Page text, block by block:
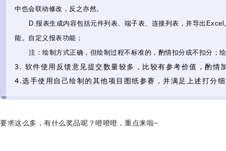
中也会联动修改，反之亦然。
D.报表生成内容包括元件列表、端子表、连接列表，并导出
能。自定义报表功能；
注：绘制方式正确，但绘制过程不标准的，酌情扣分或不扣分；
3. 软件使用反馈意见提交数量较多，比较有参考价值，酌情
4.选手使用自己绘制的其他项目图纸参赛，并满足上述打分
要求这么多，有什么奖品呢？噔噔噔，重点来啦~